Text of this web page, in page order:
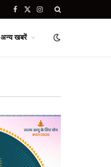
Facebook
X
Instagram
अन्य खबरें